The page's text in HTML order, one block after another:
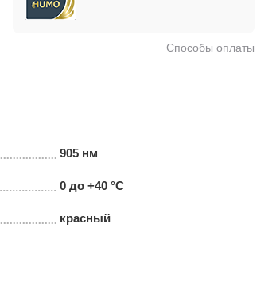
Способы оплаты
905 нм
0 до +40 °С
красный